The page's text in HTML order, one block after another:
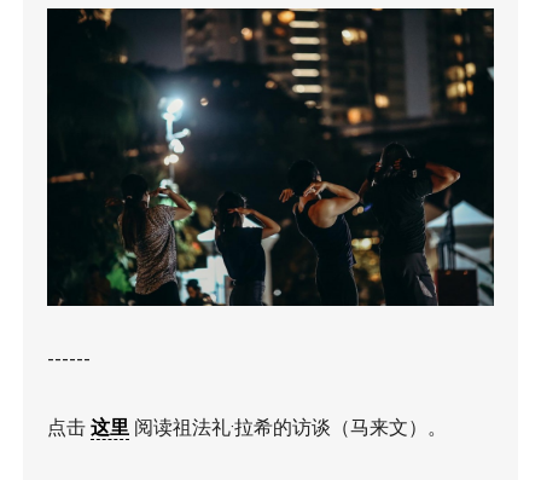
------
点击 这里 阅读祖法礼·拉希的访谈（马来文）。